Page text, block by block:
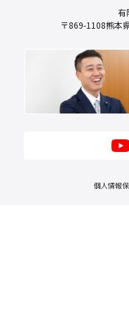
有
〒869-1108熊本
個人情報